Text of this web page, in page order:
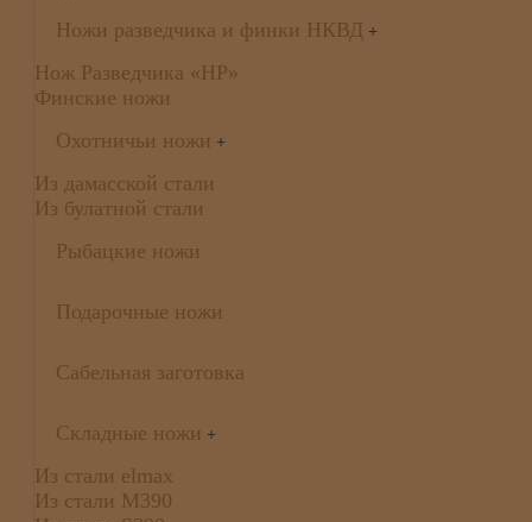
Ножи разведчика и финки НКВД +
Нож Разведчика «НР»
Финские ножи
Охотничьи ножи +
Из дамасской стали
Из булатной стали
Рыбацкие ножи
Подарочные ножи
Сабельная заготовка
Складные ножи +
Из стали elmax
Из стали М390